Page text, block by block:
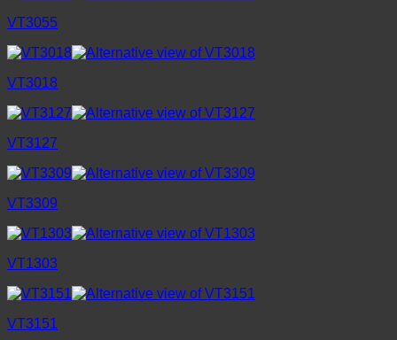
VT3055
VT3018
VT3127
VT3309
VT1303
VT3151